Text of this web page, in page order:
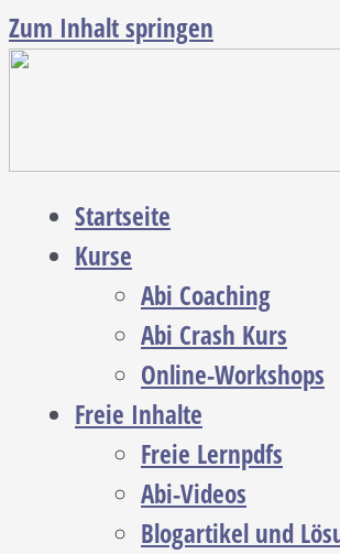
Zum Inhalt springen
Startseite
Kurse
Abi Coaching
Abi Crash Kurs
Online-Workshops
Freie Inhalte
Freie Lernpdfs
Abi-Videos
Blogartikel und